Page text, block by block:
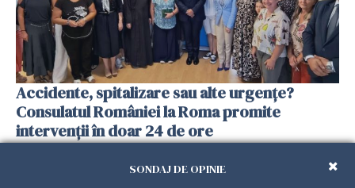
Accidente, spitalizare sau alte urgențe?
Consulatul României la Roma promite
intervenții în doar 24 de ore
SONDAJ DE OPINIE